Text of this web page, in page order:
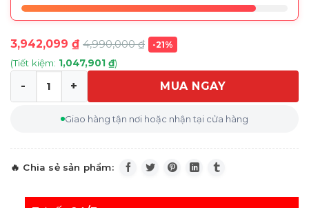
3,942,099 ₫ 4,990,000₫ -21%
(Tiết kiệm: 1,047,901 ₫)
Máy xay sinh tố WMF Mix & Go Touch màu ghi số lượng
MUA NGAY
Giao hàng tận nơi hoặc nhận tại cửa hàng